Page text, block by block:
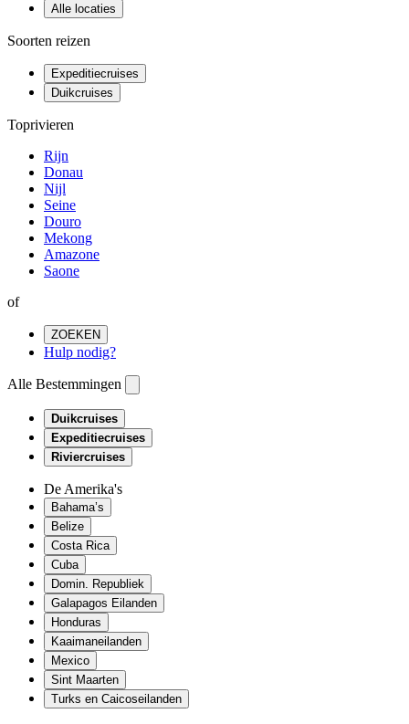
Alle locaties
Soorten reizen
Expeditiecruises
Duikcruises
Toprivieren
Rijn
Donau
Nijl
Seine
Douro
Mekong
Amazone
Saone
of
ZOEKEN
Hulp nodig?
Alle Bestemmingen
Duikcruises
Expeditiecruises
Riviercruises
De Amerika's
Bahama’s
Belize
Costa Rica
Cuba
Domin. Republiek
Galapagos Eilanden
Honduras
Kaaimaneilanden
Mexico
Sint Maarten
Turks en Caicoseilanden